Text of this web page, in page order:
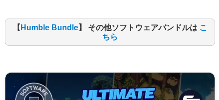
【 Humble Bundle】 その他ソフトウェアバンドルは こ
ちら